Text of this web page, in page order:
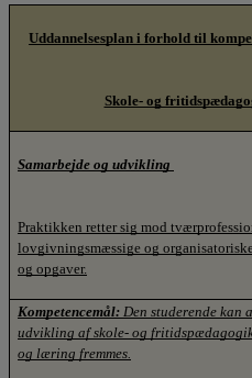
Uddannelsesplan i forhold til
Skole- og
Samarbejde og udvikling
Praktikken retter sig mod
lovgivningsmæssige og
og opgaver.
Kompetencemål: Den studerende kan
udvikling af skole- og
og læring fremmes.